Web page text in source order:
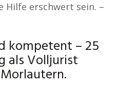
Hilfe erschwert sein. –
kompetent – 25
als Volljurist